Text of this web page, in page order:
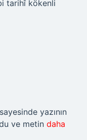
tarihî kökenli
yazının
ve metin daha